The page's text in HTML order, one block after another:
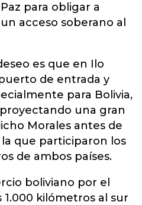
para obligar a
acceso soberano al
es que en Ilo
de entrada y
para Bolivia,
una gran
Morales antes de
que participaron los
de ambos países.
boliviano por el
kilómetros al sur